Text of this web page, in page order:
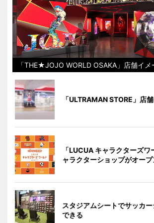
「THE★JOJO WORLD OSAKA」店舗イメ
「ULTRAMAN STORE」店
「LUCUA キャラクターズ
ャラクターショップがオープ
スタジアムシートでサッカ
できる